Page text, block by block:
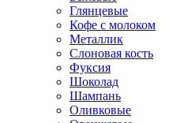
Глянцевые
Кофе с молоком
Металлик
Слоновая кость
Фуксия
Шоколад
Шампань
Оливковые